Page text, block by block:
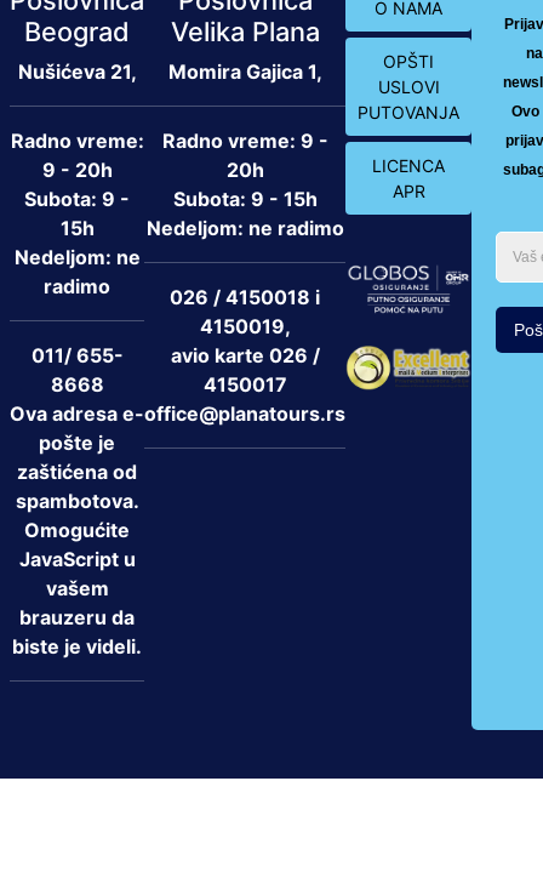
Beograd
Nušićeva 21,
Radno vreme:
9 - 20h
Subota: 9 -
15h
Nedeljom: ne
radimo
011/ 655-
8668
Ova adresa e-
pošte je
zaštićena od
spambotova.
Omogućite
JavaScript u
vašem
brauzeru da
biste je videli.
Velika Plana
Momira Gajica 1,
Radno vreme: 9 -
20h
Subota: 9 - 15h
Nedeljom: ne radimo
026 / 4150018 i
4150019,
avio karte 026 /
4150017
office@planatours.rs
O NAMA
OPŠTI
USLOVI
PUTOVANJA
LICENCA
APR
Ovo